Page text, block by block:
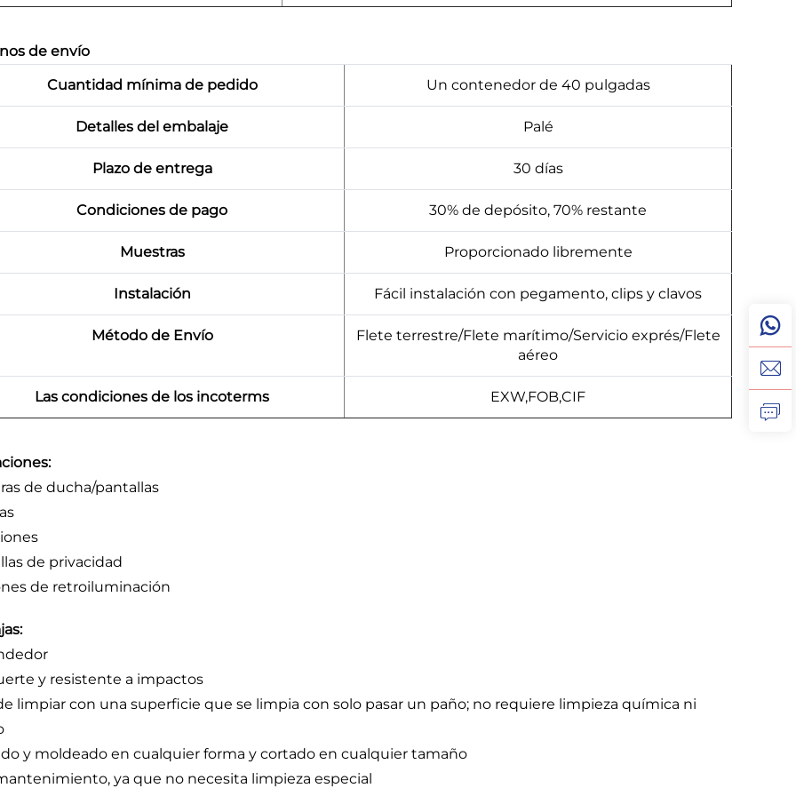
de envío
Cuantidad mínima de pedido
Un contenedor de 40 pulgadas
Detalles del embalaje Palé
Plazo de entrega 30 días
Condiciones de pago 30% de depósito, 70% restante
Muestras Proporcionado libremente
Instalación Fácil instalación con pegamento, clips y clavos
Método de Envío
Flete terrestre/Flete marítimo/Servicio exprés/Flete
aéreo
Las condiciones de los incoterms EXW,FOB,CIF
de ducha/pantallas
de privacidad
de retroiluminación
y resistente a impactos
limpiar con una superficie que se limpia con solo pasar un paño; no requiere limpieza química ni
y moldeado en cualquier forma y cortado en cualquier tamaño
ya que no necesita limpieza especial